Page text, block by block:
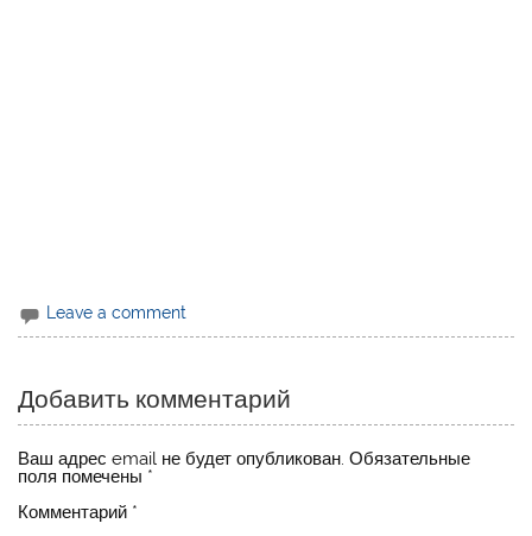
Leave a comment
Добавить комментарий
Ваш адрес email не будет опубликован. Обязательные
поля помечены *
Комментарий *